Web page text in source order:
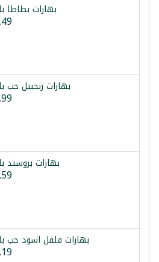
بهارات بطاطا
بهارات زنجبيل حب
بهارات بروستد
بهارات فلفل اسود حب